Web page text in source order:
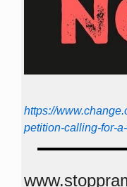
https://
petition-calling-for-